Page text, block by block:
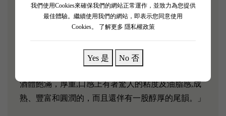
我們使用Cookies來確保我們的網站正常運作，並致力為您提供
最佳體驗。繼續使用我們的網站，即表示您同意使用
Cookies。
了解更多 隱私權政策
Yes 是 No 否
帶有豐富的紅櫻桃，波森莓和無花果味。雖然有很多
提取物，但所有東西都保持很好的比例，並且在完成
酒體飽滿，厚重,口感上有著驚人的粘度及油脂感,成
熟、豐富和圓潤的，而且還伴有一股醇厚的尾韻。」